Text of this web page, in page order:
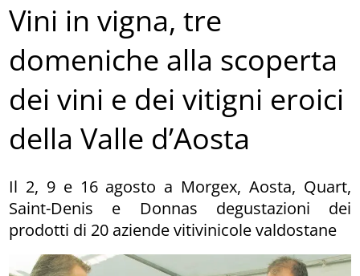
Vini in vigna, tre
domeniche alla scoperta
dei vini e dei vitigni eroici
della Valle d’Aosta
Il 2, 9 e 16 agosto a Morgex, Aosta, Quart,
Saint-Denis e Donnas degustazioni dei
prodotti di 20 aziende vitivinicole valdostane